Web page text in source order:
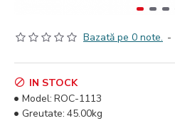
Bazată pe 0 note. -
IN STOCK
Model: ROC-1113
Greutate: 45.00kg